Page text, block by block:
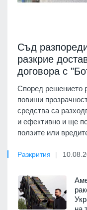
Съд
разкрие
договора с
Според решението
повиши
средства са
и ефективно и ще
ползите или
Разкрития